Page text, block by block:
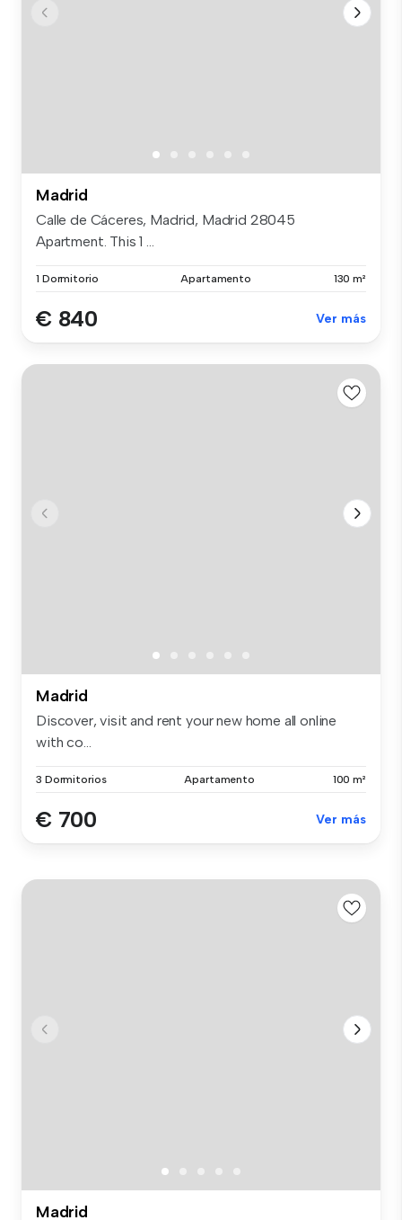
Madrid
Calle de Cáceres, Madrid, Madrid 28045
Apartment. This 1 ...
1 Dormitorio Apartamento 130 m²
€ 840 Ver más
Madrid
Discover, visit and rent your new home all online
with co...
3 Dormitorios Apartamento 100 m²
€ 700 Ver más
Madrid